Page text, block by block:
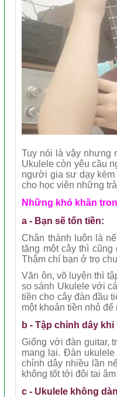
Tuy nói là vậy nhưng
Ukulele còn yêu cầu
người gia sư dạy kèm
cho học viên những
Những khó khăn
a - Bạn sẽ tốn tiền:
Chân thành luôn là
tặng một cây thì
Thậm chí bạn ở trọ
Văn ôn, võ luyện thì
so sánh Ukulele với
tiền cho cây đàn đầu
một khoản tiền nhỏ
b - Tập chỉnh dây
Giống với đàn guitar,
mang lại. Đàn
chỉnh dây nhiều lần
không tốt tới đôi tai
c - Ukulele không